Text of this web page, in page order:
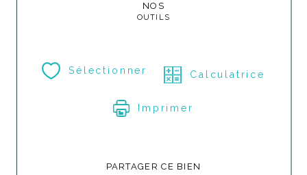
NOS
OUTILS
Sélectionner Calculatrice
Imprimer
PARTAGER CE BIEN